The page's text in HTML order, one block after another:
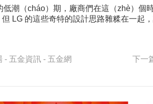
潮（cháo）期，廠商們在這（zhè）
LG 的這些奇特的設計思路雜糅在一起
- 五金資訊 - 五金網